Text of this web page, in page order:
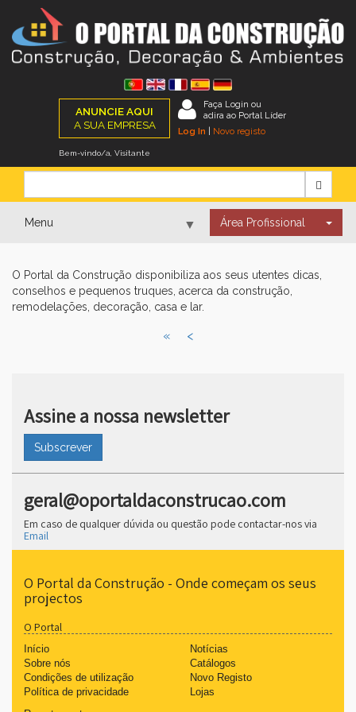
ANUNCIE AQUI
A SUA EMPRESA
Faça Login ou
adira ao Portal Líder
Log In
Novo registo
Bem-vindo/a, Visitante
Menu ▼
▼
▼
Área Profissional
O Portal da Construção disponibiliza aos seus utentes dicas,
conselhos e pequenos truques, acerca da construção,
remodelações, decoração, casa e lar.
« <
Assine a nossa newsletter
Subscrever
geral@oportaldaconstrucao.com
Em caso de qualquer dúvida ou questão pode contactar-nos via
Email
O Portal da Construção - Onde começam os seus
projectos
O Portal
Início
Sobre nós
Condições de utilização
Política de privacidade
Notícias
Catálogos
Novo Registo
Lojas